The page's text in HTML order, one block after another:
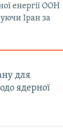
енергії ООН
Іран за
для
ядерної